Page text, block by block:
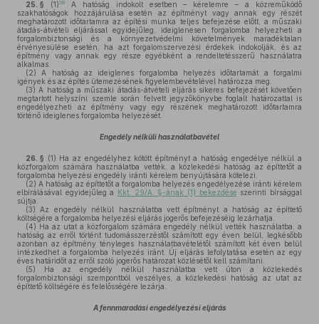
25. § (1)58A hatóság indokolt esetben – kérelemre – a közreműködő
szakhatóságok hozzájárulása esetén az építményt vagy annak egy részét
meghatározott időtartamra az építési munka teljes befejezése előtt, a műszaki
átadás-átvételi eljárással egyidejűleg, ideiglenesen forgalomba helyezheti a
forgalombiztonsági és a környezetvédelmi követelmények maradéktalan
érvényesülése esetén, ha azt forgalomszervezési érdekek indokolják, és az
építmény vagy annak egy része egyébként a rendeltetésszerű használatra
alkalmas.
(2) A hatóság az ideiglenes forgalomba helyezés időtartamát a forgalmi
igények és az építés ütemezésének figyelembevételével határozza meg.
(3) A hatóság a műszaki átadás-átvételi eljárás sikeres befejezését követően
megtartott helyszíni szemle során felvett jegyzőkönyvbe foglalt határozattal is
engedélyezheti az építmény vagy egy részének meghatározott időtartamra
történő ideiglenes forgalomba helyezését.
Engedély nélküli használatbavétel
26. § (1) Ha az engedélyhez kötött építményt a hatóság engedélye nélkül a
közforgalom számára használatba vették, a közlekedési hatóság az építtetőt a
forgalomba helyezési engedély iránti kérelem benyújtására kötelezi.
(2) A hatóság az építtetőt a forgalomba helyezés engedélyezése iránti kérelem
elbírálásával egyidejűleg a Kkt. 29/A. §-ának (1) bekezdése szerinti bírsággal
sújtja.
(3) Az engedély nélkül használatba vett építményt a hatóság az építtető
költségére a forgalomba helyezési eljárás jogerős befejezéséig lezárhatja.
(4) Ha az utat a közforgalom számára engedély nélkül vették használatba, a
hatóság az erről történt tudomásszerzéstől számított egy éven belül, legkésőbb
azonban az építmény tényleges használatbavételétől számított két éven belül
intézkedhet a forgalomba helyezés iránt. Új eljárás lefolytatása esetén az egy
éves határidőt az erről szóló jogerős határozat közlésétől kell számítani.
(5) Ha az engedély nélkül használatba vett úton a közlekedés
forgalombiztonsági szempontból veszélyes, a közlekedési hatóság az utat az
építtető költségére és felelősségére lezárja.
A fennmaradási engedélyezési eljárás